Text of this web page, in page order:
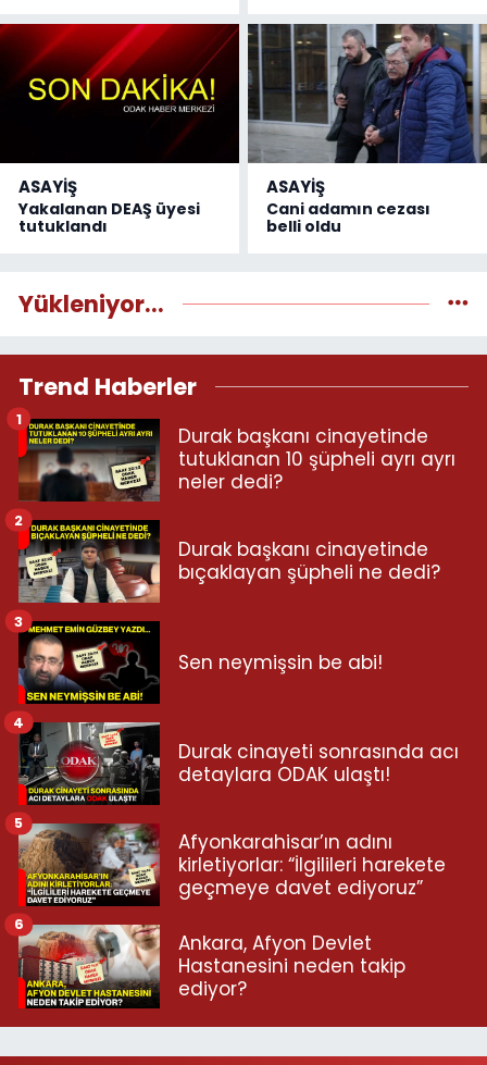
ASAYİŞ
Yakalanan DEAŞ üyesi
tutuklandı
ASAYİŞ
Cani adamın cezası
belli oldu
Yükleniyor...
Trend Haberler
Durak başkanı cinayetinde
tutuklanan 10 şüpheli ayrı ayrı
neler dedi?
1
Durak başkanı cinayetinde
bıçaklayan şüpheli ne dedi?
2
Sen neymişsin be abi!
3
Durak cinayeti sonrasında acı
detaylara ODAK ulaştı!
4
Afyonkarahisar’ın adını
kirletiyorlar: “İlgilileri harekete
geçmeye davet ediyoruz”
5
Ankara, Afyon Devlet
Hastanesini neden takip
ediyor?
6